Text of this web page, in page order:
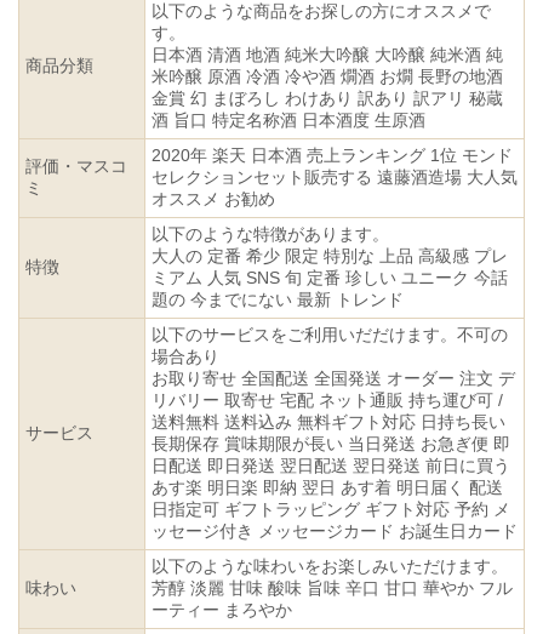
商品分類
以下のような商品をお探しの方にオススメで
す。
日本酒 清酒 地酒 純米大吟醸 大吟醸 純米酒 純
米吟醸 原酒 冷酒 冷や酒 燗酒 お燗 長野の地酒
金賞 幻 まぼろし わけあり 訳あり 訳アリ 秘蔵
酒 旨口 特定名称酒 日本酒度 生原酒
評価・マスコ
ミ
2020年 楽天 日本酒 売上ランキング 1位 モンド
セレクションセット販売する 遠藤酒造場 大人気
オススメ お勧め
特徴
以下のような特徴があります。
大人の 定番 希少 限定 特別な 上品 高級感 プレ
ミアム 人気 SNS 旬 定番 珍しい ユニーク 今話
題の 今までにない 最新 トレンド
サービス
以下のサービスをご利用いだだけます。不可の
場合あり
お取り寄せ 全国配送 全国発送 オーダー 注文 デ
リバリー 取寄せ 宅配 ネット通販 持ち運び可 /
送料無料 送料込み 無料ギフト対応 日持ち長い
長期保存 賞味期限が長い 当日発送 お急ぎ便 即
日配送 即日発送 翌日配送 翌日発送 前日に買う
あす楽 明日楽 即納 翌日 あす着 明日届く 配送
日指定可 ギフトラッピング ギフト対応 予約 メ
ッセージ付き メッセージカード お誕生日カード
味わい
以下のような味わいをお楽しみいただけます。
芳醇 淡麗 甘味 酸味 旨味 辛口 甘口 華やか フル
ーティー まろやか